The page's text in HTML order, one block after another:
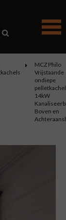
MCZ Philo
Vrijstaande
ondiepe
pelletkachel
14kW
Boven en